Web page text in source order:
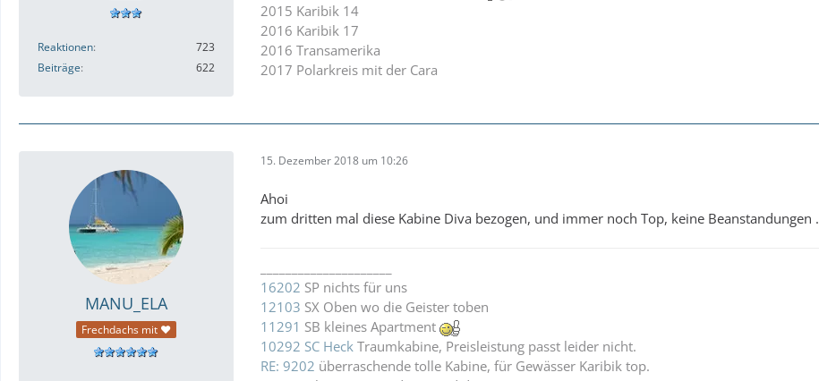
Reaktionen
723
Beiträge
622
2015 Karibik 14
2016 Karibik 17
2016 Transamerika
2017 Polarkreis mit der Cara
MANU_ELA
Frechdachs mit ❤
15. Dezember 2018 um 10:26
Ahoi
zum dritten mal diese Kabine Diva bezogen, und immer noch Top, keine Beanstandungen .
16202 SP nichts für uns
12103 SX Oben wo die Geister toben
11291 SB kleines Apartment
10292 SC Heck Traumkabine, Preisleistung passt leider nicht.
RE: 9202 überraschende tolle Kabine, für Gewässer Karibik top.